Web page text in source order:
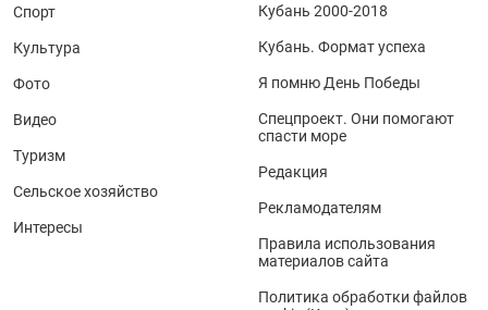
Спорт
Культура
Фото
Видео
Туризм
Сельское хозяйство
Интересы
Кубань 2000-2018
Кубань. Формат успеха
Я помню День Победы
Спецпроект. Они помогают
спасти море
Редакция
Рекламодателям
Правила использования
материалов сайта
Политика обработки файлов